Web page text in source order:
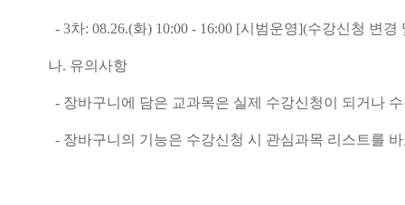
- 3차: 08.26.(화) 10:00 - 16:00 [시범운영](수강신청 변경
나. 유의사항
- 장바구니에 담은 교과목은 실제 수강신청이 되거나
- 장바구니의 기능은 수강신청 시 관심과목 리스트를